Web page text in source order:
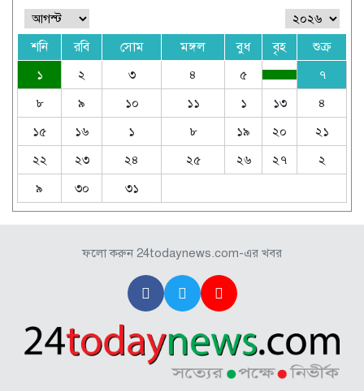
শনি রবি সোম মঙ্গল বুধ বৃহ শুক্র
১ ২ ৩ ৪ ৫
৭
৮
৯ ১০ ১১ ১ ১৩
৪
১৫
১৬ ১ ৮ ১৯ ২০
২১
২২
২৩ ২৪ ২৫ ২৬ ২৭
২
৯
৩০ ৩১
ফলো করুন 24todaynews.com-এর খবর